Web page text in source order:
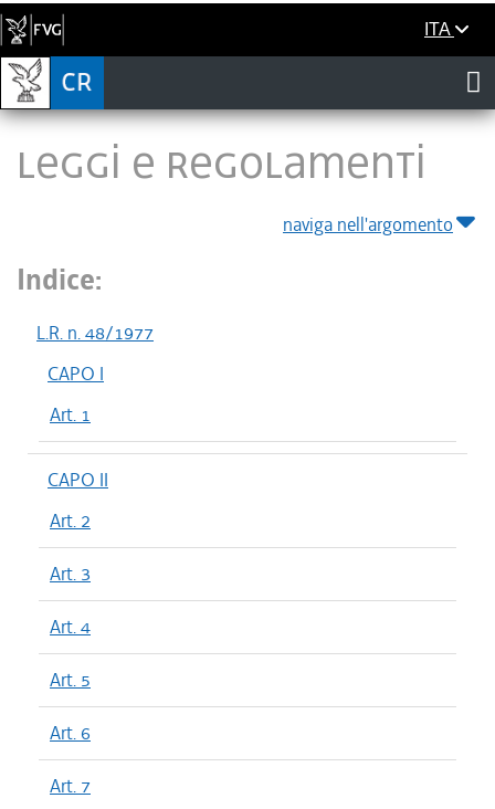
ITA
LEGGI E REGOLAMENTI
naviga nell'argomento
Indice:
L.R. n. 48/1977
CAPO I
Art. 1
CAPO II
Art. 2
Art. 3
Art. 4
Art. 5
Art. 6
Art. 7